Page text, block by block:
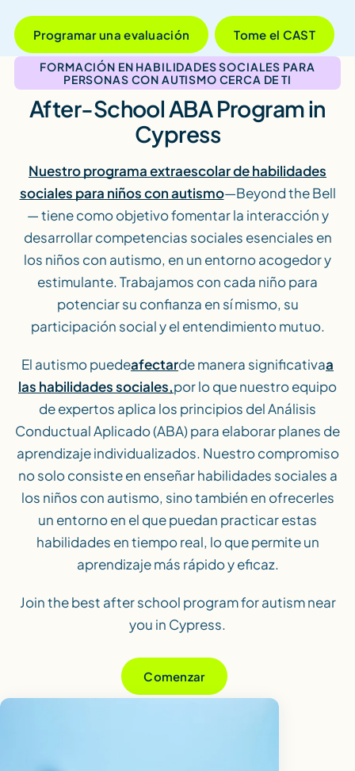
Programar una evaluación Tome el CAST
FORMACIÓN EN HABILIDADES SOCIALES PARA
PERSONAS CON AUTISMO CERCA DE TI
After-School ABA Program in
Cypress
Nuestro programa extraescolar de habilidades
sociales para niños con autismo—Beyond the Bell
— tiene como objetivo fomentar la interacción y
desarrollar competencias sociales esenciales en
los niños con autismo, en un entorno acogedor y
estimulante. Trabajamos con cada niño para
potenciar su confianza en sí mismo, su
participación social y el entendimiento mutuo.
El autismo puedeafectarde manera significativaa
las habilidades sociales,por lo que nuestro equipo
de expertos aplica los principios del Análisis
Conductual Aplicado (ABA) para elaborar planes de
aprendizaje individualizados. Nuestro compromiso
no solo consiste en enseñar habilidades sociales a
los niños con autismo, sino también en ofrecerles
un entorno en el que puedan practicar estas
habilidades en tiempo real, lo que permite un
aprendizaje más rápido y eficaz.
Join the best after school program for autism near
you in Cypress.
Comenzar